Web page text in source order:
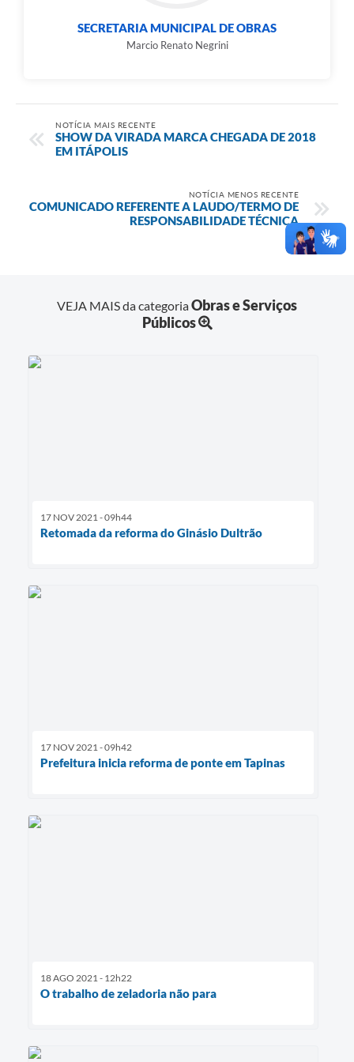
SECRETARIA MUNICIPAL DE OBRAS
Marcio Renato Negrini
NOTÍCIA MAIS RECENTE
SHOW DA VIRADA MARCA CHEGADA DE 2018
EM ITÁPOLIS
NOTÍCIA MENOS RECENTE
COMUNICADO REFERENTE A LAUDO/TERMO DE
RESPONSABILIDADE TÉCNICA
VEJA MAIS da categoriaObras e Serviços
Públicos
17 NOV 2021 - 09h44
Retomada da reforma do Ginásio Dultrão
17 NOV 2021 - 09h42
Prefeitura inicia reforma de ponte em Tapinas
18 AGO 2021 - 12h22
O trabalho de zeladoria não para